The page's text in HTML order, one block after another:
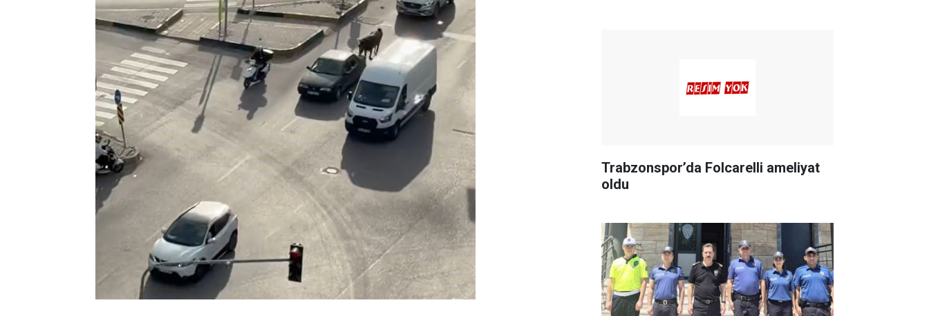
Trabzonspor’da Folcarelli ameliyat
oldu